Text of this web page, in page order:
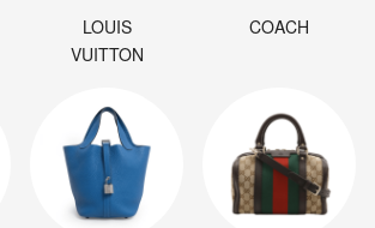
LOUIS
VUITTON
COACH